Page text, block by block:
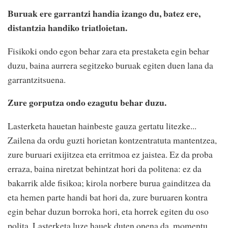
Buruak ere garrantzi handia izango du, batez ere,
distantzia handiko triatloietan.
Fisikoki ondo egon behar zara eta prestaketa egin behar
duzu, baina aurrera segitzeko buruak egiten duen lana da
garrantzitsuena.
Zure gorputza ondo ezagutu behar duzu.
Lasterketa hauetan hainbeste gauza gertatu litezke...
Zailena da ordu guzti horietan kontzentratuta mantentzea,
zure buruari exijitzea eta erritmoa ez jaistea. Ez da proba
erraza, baina niretzat behintzat hori da politena: ez da
bakarrik alde fisikoa; kirola norbere burua gainditzea da
eta hemen parte handi bat hori da, zure buruaren kontra
egin behar duzun borroka hori, eta horrek egiten du oso
polita. Lasterketa luze hauek duten onena da, momentu